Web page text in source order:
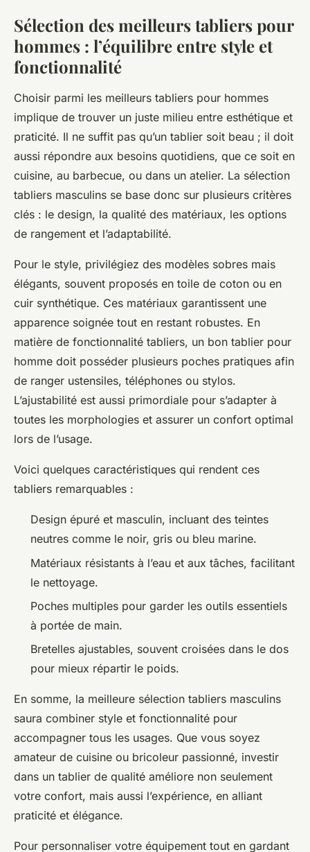
Sélection des meilleurs tabliers pour
hommes : l’équilibre entre style et
fonctionnalité
Choisir parmi les meilleurs tabliers pour hommes
implique de trouver un juste milieu entre esthétique et
praticité. Il ne suffit pas qu’un tablier soit beau ; il doit
aussi répondre aux besoins quotidiens, que ce soit en
cuisine, au barbecue, ou dans un atelier. La sélection
tabliers masculins se base donc sur plusieurs critères
clés : le design, la qualité des matériaux, les options
de rangement et l’adaptabilité.
Pour le style, privilégiez des modèles sobres mais
élégants, souvent proposés en toile de coton ou en
cuir synthétique. Ces matériaux garantissent une
apparence soignée tout en restant robustes. En
matière de fonctionnalité tabliers, un bon tablier pour
homme doit posséder plusieurs poches pratiques afin
de ranger ustensiles, téléphones ou stylos.
L’ajustabilité est aussi primordiale pour s’adapter à
toutes les morphologies et assurer un confort optimal
lors de l’usage.
Voici quelques caractéristiques qui rendent ces
tabliers remarquables :
Design épuré et masculin, incluant des teintes
neutres comme le noir, gris ou bleu marine.
Matériaux résistants à l’eau et aux tâches, facilitant
le nettoyage.
Poches multiples pour garder les outils essentiels
à portée de main.
Bretelles ajustables, souvent croisées dans le dos
pour mieux répartir le poids.
En somme, la meilleure sélection tabliers masculins
saura combiner style et fonctionnalité pour
accompagner tous les usages. Que vous soyez
amateur de cuisine ou bricoleur passionné, investir
dans un tablier de qualité améliore non seulement
votre confort, mais aussi l’expérience, en alliant
praticité et élégance.
Pour personnaliser votre équipement tout en gardant